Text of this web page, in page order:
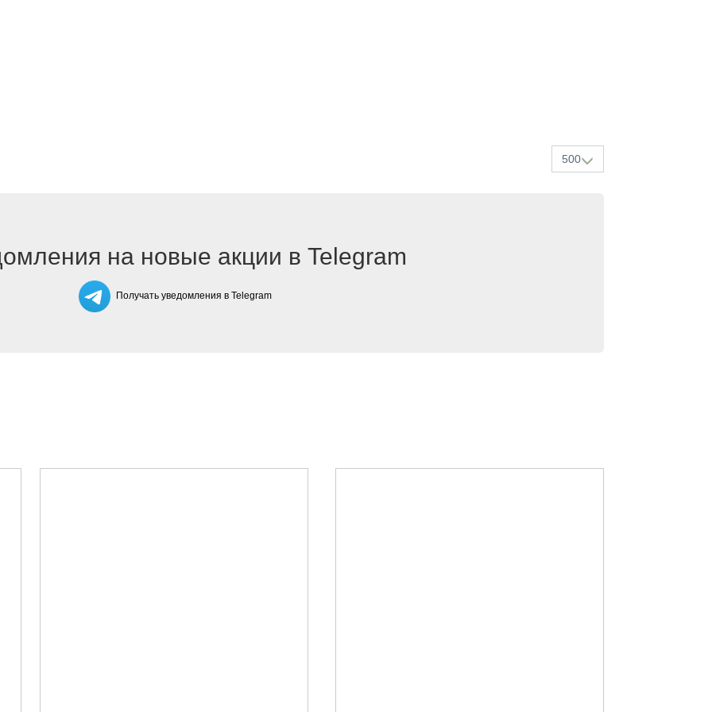
500
на новые акции в Telegram
Получать уведомления в Telegram